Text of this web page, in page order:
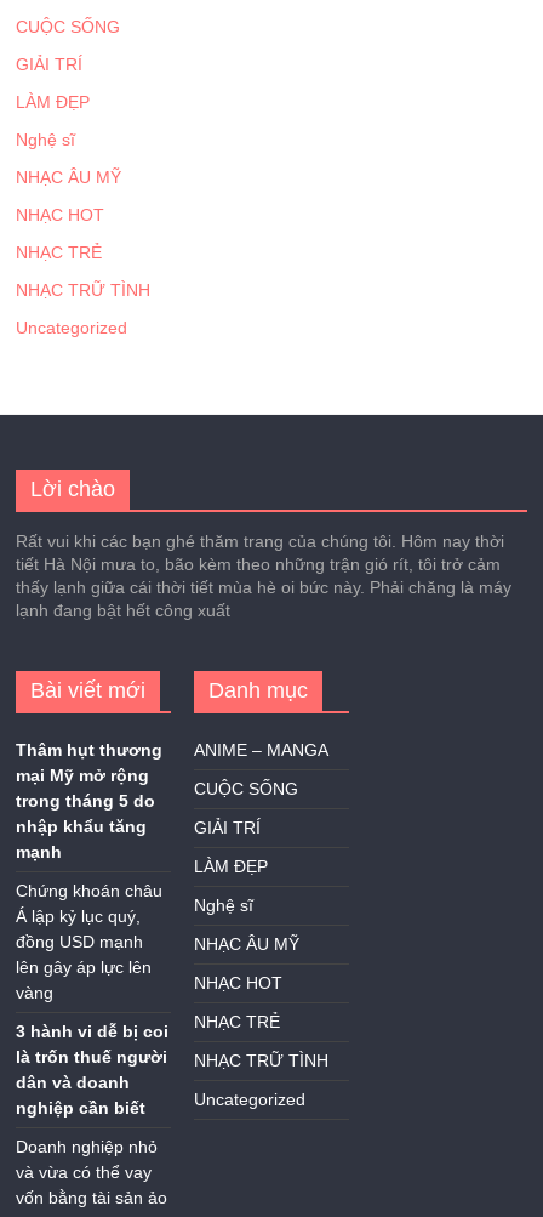
CUỘC SỐNG
GIẢI TRÍ
LÀM ĐẸP
Nghệ sĩ
NHẠC ÂU MỸ
NHẠC HOT
NHẠC TRẺ
NHẠC TRỮ TÌNH
Uncategorized
Lời chào
Rất vui khi các bạn ghé thăm trang của chúng tôi. Hôm nay thời
tiết Hà Nội mưa to, bão kèm theo những trận gió rít, tôi trở cảm
thấy lạnh giữa cái thời tiết mùa hè oi bức này. Phải chăng là máy
lạnh đang bật hết công xuất
Bài viết mới
Thâm hụt thương
mại Mỹ mở rộng
trong tháng 5 do
nhập khẩu tăng
mạnh
Chứng khoán châu
Á lập kỷ lục quý,
đồng USD mạnh
lên gây áp lực lên
vàng
3 hành vi dễ bị coi
là trốn thuế người
dân và doanh
nghiệp cần biết
Doanh nghiệp nhỏ
và vừa có thể vay
vốn bằng tài sản ảo
Danh mục
ANIME – MANGA
CUỘC SỐNG
GIẢI TRÍ
LÀM ĐẸP
Nghệ sĩ
NHẠC ÂU MỸ
NHẠC HOT
NHẠC TRẺ
NHẠC TRỮ TÌNH
Uncategorized